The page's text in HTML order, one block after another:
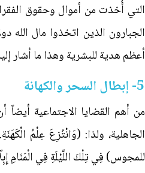
التي أُخذت من أموال وحقوق
الجبارون الذين اتخذوا مال
أعظم هدية للبشرية وهذا ما أشار
5- إبطال السحر والكهانة
من أهم القضايا الاجتماعية
الجاهلية، ولذا: (وَانْتُزِعَ عِلْمُ
للمجوس) فِي تِلْكَ اللَّيْلَةِ فِي الْمَنَامِ